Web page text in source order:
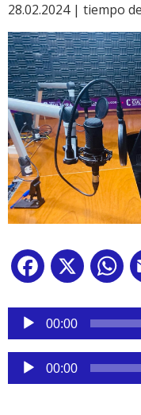
28.02.2024 | tiempo
Facebook
X
Reproductor
audio
00:00
Reproductor
de
00:00